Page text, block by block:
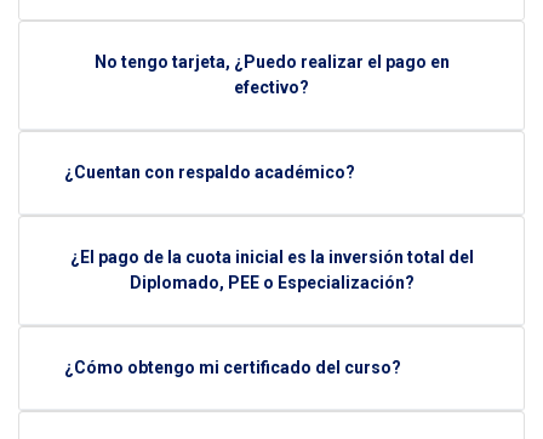
No tengo tarjeta, ¿Puedo realizar el pago en
efectivo?
¿Cuentan con respaldo académico?
¿El pago de la cuota inicial es la inversión total del
Diplomado, PEE o Especialización?
¿Cómo obtengo mi certificado del curso?